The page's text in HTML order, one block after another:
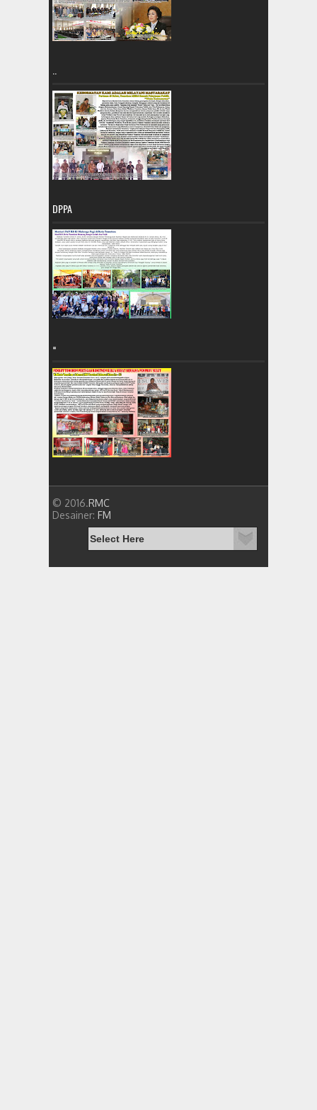
DPPA
=
© 2016.RMC
Desainer: FM